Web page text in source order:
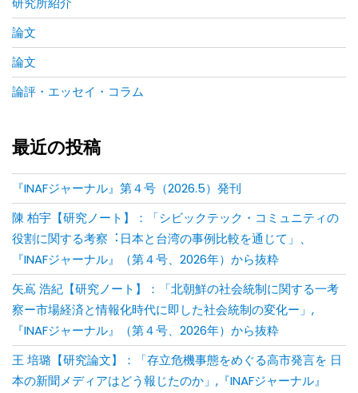
論文
論文
論評・エッセイ・コラム
最近の投稿
『INAFジャーナル』第４号（2026.5）発刊
陳 柏宇【研究ノート】：「シビックテック・コミュニティの
役割に関する考察︓⽇本と台湾の事例⽐較を通じて」、
『INAFジャーナル』（第４号、2026年）から抜粋
矢嶌 浩紀【研究ノート】：「北朝鮮の社会統制に関する一考
察ー市場経済と情報化時代に即した社会統制の変化ー」,
『INAFジャーナル』（第４号、2026年）から抜粋
王 培璐【研究論文】：「存⽴危機事態をめぐる⾼市発⾔を ⽇
本の新聞メディアはどう報じたのか」,『INAFジャーナル』